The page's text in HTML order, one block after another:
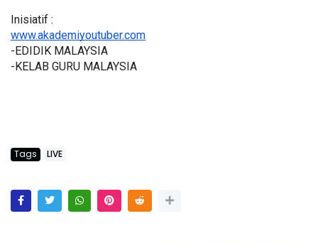
Inisiatif :
www.akademiyoutuber.com
-EDIDIK MALAYSIA
-KELAB GURU MALAYSIA
Tags LIVE